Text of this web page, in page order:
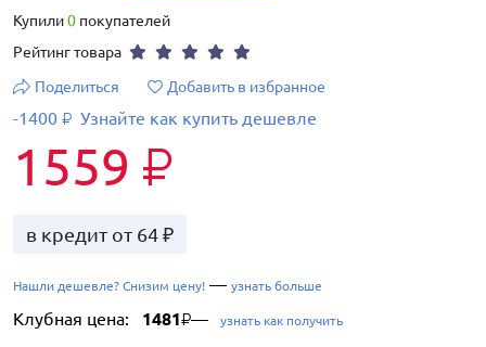
Купили0 покупателей
Рейтинг товара
Поделиться
Добавить в избранное
-1400 ₽ Узнайте как купить дешевле
1559 ₽
в кредит от 64 ₽
Нашли дешевле? Снизим цену! — узнать больше
Клубная цена: 1481₽— узнать как получить